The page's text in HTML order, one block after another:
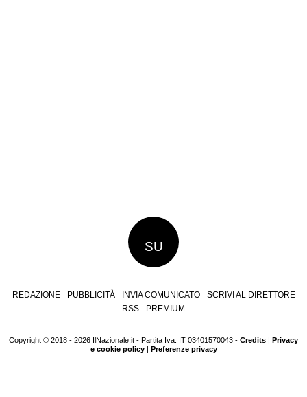
SU
REDAZIONE PUBBLICITÀ INVIA COMUNICATO
SCRIVI AL DIRETTORE
RSS
PREMIUM
Copyright © 2018 - 2026 IlNazionale.it - Partita Iva: IT 03401570043 - Credits | Privacy
e cookie policy| Preferenze privacy